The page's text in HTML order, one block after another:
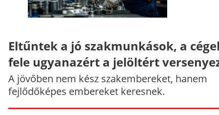
Eltűntek a jó szakmunkások, a
fele ugyanazért a jelöltért
A jövőben nem kész szakembereket, hanem
fejlődőképes embereket keresnek.